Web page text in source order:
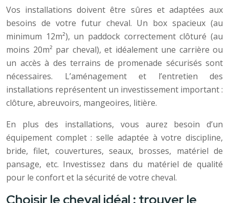
Vos installations doivent être sûres et adaptées aux
besoins de votre futur cheval. Un box spacieux (au
minimum 12m²), un paddock correctement clôturé (au
moins 20m² par cheval), et idéalement une carrière ou
un accès à des terrains de promenade sécurisés sont
nécessaires. L’aménagement et l’entretien des
installations représentent un investissement important :
clôture, abreuvoirs, mangeoires, litière.
En plus des installations, vous aurez besoin d’un
équipement complet : selle adaptée à votre discipline,
bride, filet, couvertures, seaux, brosses, matériel de
pansage, etc. Investissez dans du matériel de qualité
pour le confort et la sécurité de votre cheval.